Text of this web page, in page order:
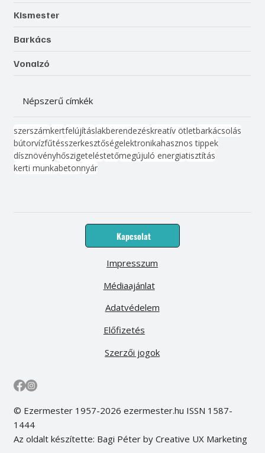
Kismester
Barkács
Vonalzó
Népszerű címkék
szerszámkertfelújításlakberendezéskreatív ötletbarkácsolás
bútorvízfűtésszerkesztőségelektronikahasznos tippek
dísznövényhőszigeteléstetőmegújuló energiatisztítás
kerti munkabetonnyár
Kapcsolat
Médiaajánlat
Előfizetés
Impresszum
Adatvédelem
Szerzői jogok
© Ezermester 1957-2026 ezermester.hu ISSN 1587-
1444
Az oldalt készítette: Bagi Péter by Creative UX Marketing